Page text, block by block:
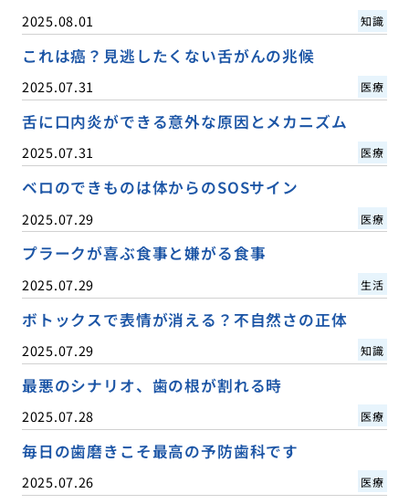
2025.08.01 知識
これは癌？見逃したくない舌がんの兆候
2025.07.31 医療
舌に口内炎ができる意外な原因とメカニズム
2025.07.31 医療
ベロのできものは体からのSOSサイン
2025.07.29 医療
プラークが喜ぶ食事と嫌がる食事
2025.07.29 生活
ボトックスで表情が消える？不自然さの正体
2025.07.29 知識
最悪のシナリオ、歯の根が割れる時
2025.07.28 医療
毎日の歯磨きこそ最高の予防歯科です
2025.07.26 医療